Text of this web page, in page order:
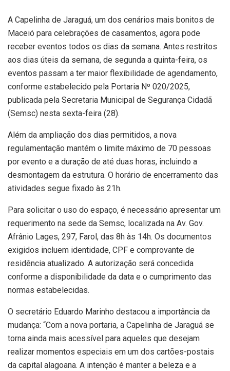
A Capelinha de Jaraguá, um dos cenários mais bonitos de
Maceió para celebrações de casamentos, agora pode
receber eventos todos os dias da semana. Antes restritos
aos dias úteis da semana, de segunda a quinta-feira, os
eventos passam a ter maior flexibilidade de agendamento,
conforme estabelecido pela Portaria Nº 020/2025,
publicada pela Secretaria Municipal de Segurança Cidadã
(Semsc) nesta sexta-feira (28).
Além da ampliação dos dias permitidos, a nova
regulamentação mantém o limite máximo de 70 pessoas
por evento e a duração de até duas horas, incluindo a
desmontagem da estrutura. O horário de encerramento das
atividades segue fixado às 21h.
Para solicitar o uso do espaço, é necessário apresentar um
requerimento na sede da Semsc, localizada na Av. Gov.
Afrânio Lages, 297, Farol, das 8h às 14h. Os documentos
exigidos incluem identidade, CPF e comprovante de
residência atualizado. A autorização será concedida
conforme a disponibilidade da data e o cumprimento das
normas estabelecidas.
O secretário Eduardo Marinho destacou a importância da
mudança: “Com a nova portaria, a Capelinha de Jaraguá se
torna ainda mais acessível para aqueles que desejam
realizar momentos especiais em um dos cartões-postais
da capital alagoana. A intenção é manter a beleza e a